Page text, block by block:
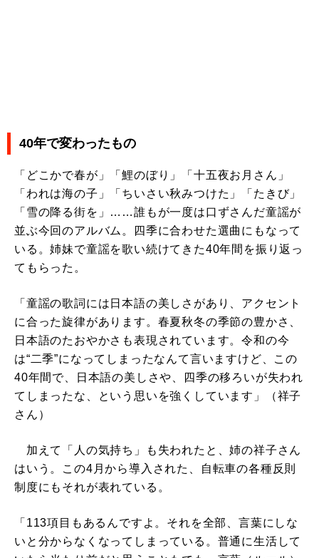
40年で変わったもの
「どこかで春が」「鯉のぼり」「十五夜お月さん」
「われは海の子」「ちいさい秋みつけた」「たきび」
「雪の降る街を」……誰もが一度は口ずさんだ童謡が
並ぶ今回のアルバム。四季に合わせた選曲にもなって
いる。姉妹で童謡を歌い続けてきた40年間を振り返っ
てもらった。
「童謡の歌詞には日本語の美しさがあり、アクセント
に合った旋律があります。春夏秋冬の季節の豊かさ、
日本語のたおやかさも表現されています。令和の今
は“二季”になってしまったなんて言いますけど、この
40年間で、日本語の美しさや、四季の移ろいが失われ
てしまったな、という思いを強くしています」（祥子
さん）
加えて「人の気持ち」も失われたと、姉の祥子さん
はいう。この4月から導入された、自転車の各種反則
制度にもそれが表れている。
「113項目もあるんですよ。それを全部、言葉にしな
いと分からなくなってしまっている。普通に生活して